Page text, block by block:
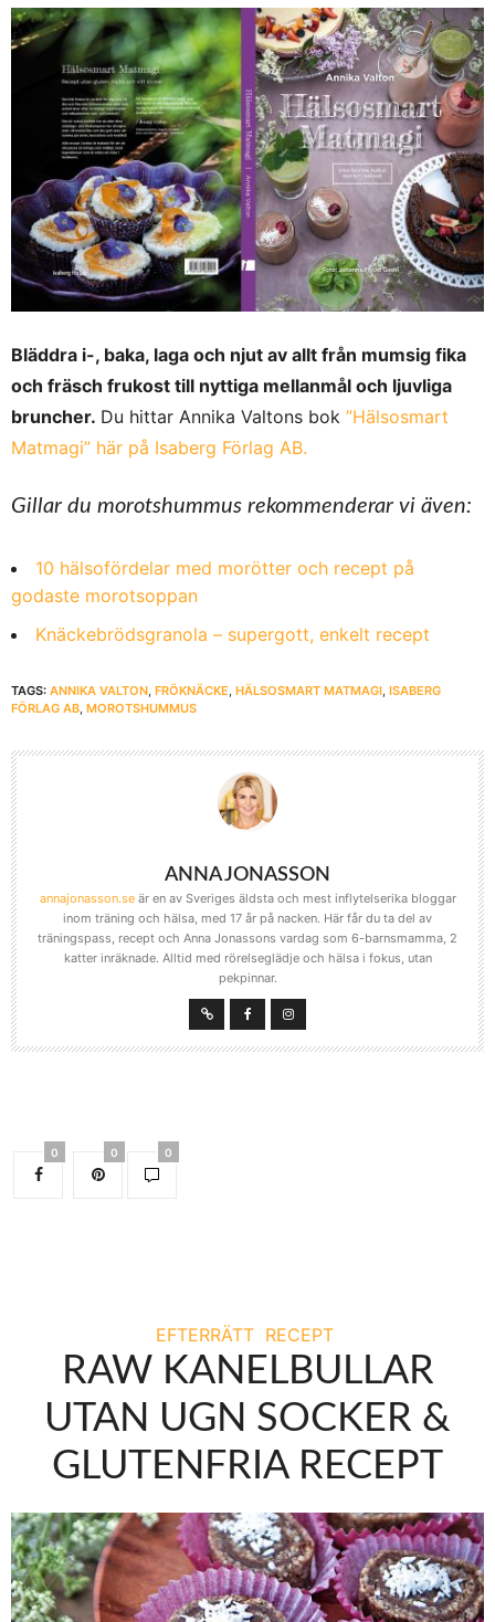
Bläddra i-, baka, laga och njut av allt från mumsig fika
och fräsch frukost till nyttiga mellanmål och ljuvliga
bruncher. Du hittar Annika Valtons bok ”Hälsosmart
Matmagi” här på Isaberg Förlag AB.
Gillar du morotshummus rekommenderar vi även:
10 hälsofördelar med morötter och recept på
godaste morotsoppan
Knäckebrödsgranola – supergott, enkelt recept
TAGS: ANNIKA VALTON, FRÖKNÄCKE, HÄLSOSMART MATMAGI, ISABERG
FÖRLAG AB, MOROTSHUMMUS
ANNA JONASSON
annajonasson.seär en av Sveriges äldsta och mest inflytelserika bloggar
inom träning och hälsa, med 17 år på nacken. Här får du ta del av
träningspass, recept och Anna Jonassons vardag som 6-barnsmamma, 2
katter inräknade. Alltid med rörelseglädje och hälsa i fokus, utan
pekpinnar.
0 0 0
EFTERRÄTT RECEPT
RAW KANELBULLAR
UTAN UGN SOCKER &
GLUTENFRIA RECEPT